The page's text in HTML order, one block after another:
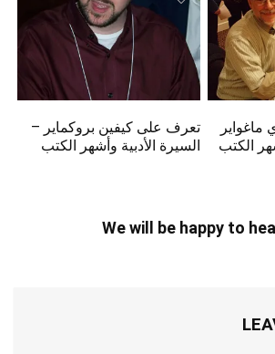
الكتب
تعرف على كيفين بروكماير –
السيرة الأدبية وأشهر الكتب
We will be happy to